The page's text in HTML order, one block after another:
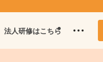
法人研修はこちら